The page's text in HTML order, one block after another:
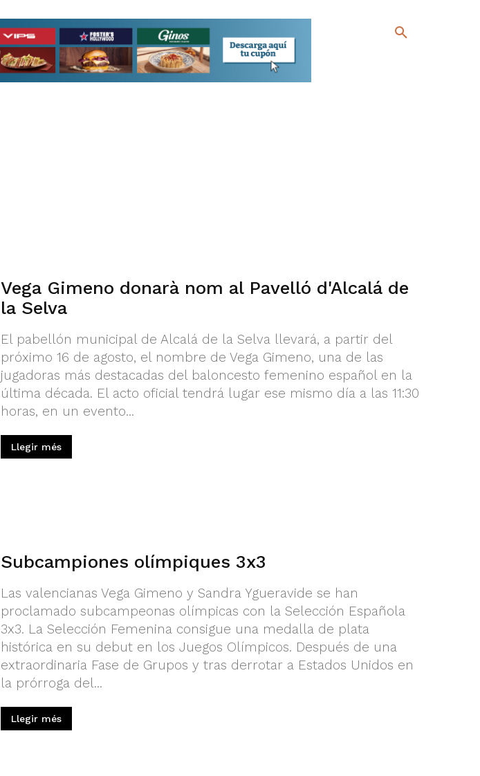
Vega Gimeno donarà nom al Pavelló d'Alcalá de
la Selva
El pabellón municipal de Alcalá de la Selva llevará, a partir del
próximo 16 de agosto, el nombre de Vega Gimeno, una de las
jugadoras más destacadas del baloncesto femenino español en la
última década. El acto oficial tendrá lugar ese mismo día a las 11:30
horas, en un evento...
Llegir més
Subcampiones olímpiques 3x3
Las valencianas Vega Gimeno y Sandra Ygueravide se han
proclamado subcampeonas olímpicas con la Selección Española
3x3. La Selección Femenina consigue una medalla de plata
histórica en su debut en los Juegos Olímpicos. Después de una
extraordinaria Fase de Grupos y tras derrotar a Estados Unidos en
la prórroga del...
Llegir més